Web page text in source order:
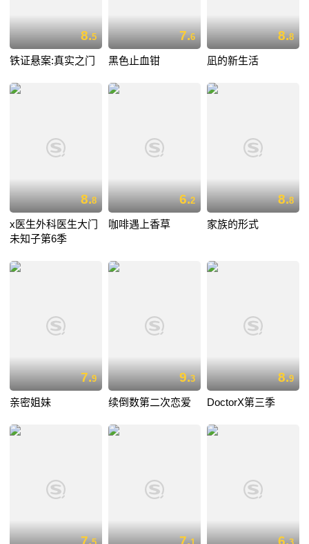
8.5
铁证悬案:真实之门
7.6
黑色止血钳
8.8
凪的新生活
8.8
x医生外科医生大门
未知子第6季
6.2
咖啡遇上香草
8.8
家族的形式
7.9
亲密姐妹
9.3
续倒数第二次恋爱
8.9
DoctorX第三季